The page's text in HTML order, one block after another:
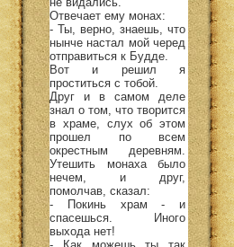
Отвечает ему монах:
- Ты, верно, знаешь, что
нынче настал мой черед
отправиться к Будде.
Вот и решил я
проститься с тобой.
Друг и в самом деле
знал о том, что творится
в храме, слух об этом
прошел по всем
окрестным деревням.
Утешить монаха было
нечем, и друг,
помолчав, сказал:
- Покинь храм - и
спасешься. Иного
выхода нет!